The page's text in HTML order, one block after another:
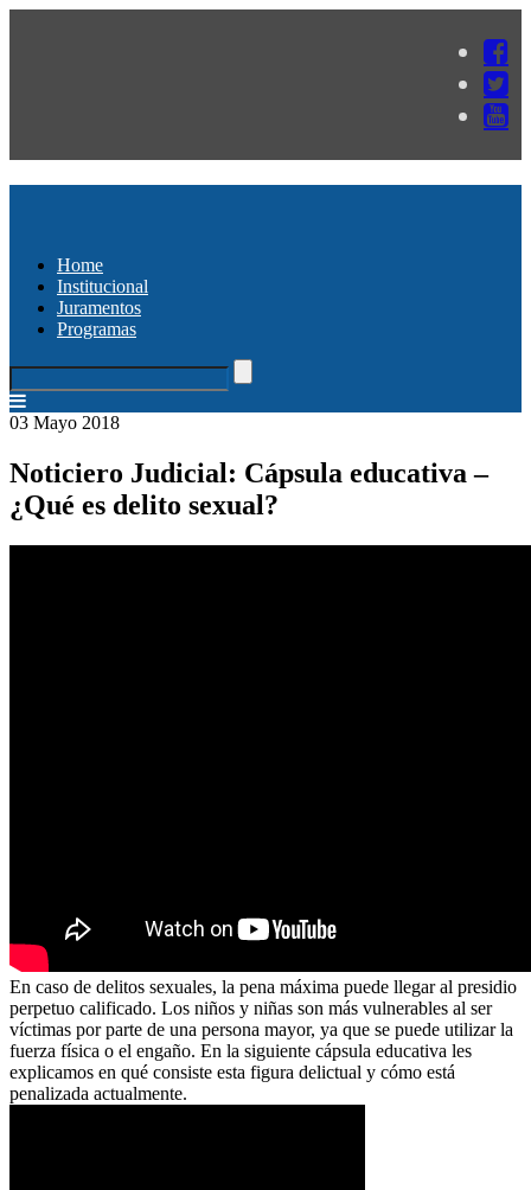
Home
Institucional
Juramentos
Programas
03 Mayo 2018
Noticiero Judicial: Cápsula educativa –
¿Qué es delito sexual?
En caso de delitos sexuales, la pena máxima puede llegar al presidio
perpetuo calificado. Los niños y niñas son más vulnerables al ser
víctimas por parte de una persona mayor, ya que se puede utilizar la
fuerza física o el engaño. En la siguiente cápsula educativa les
explicamos en qué consiste esta figura delictual y cómo está
penalizada actualmente.